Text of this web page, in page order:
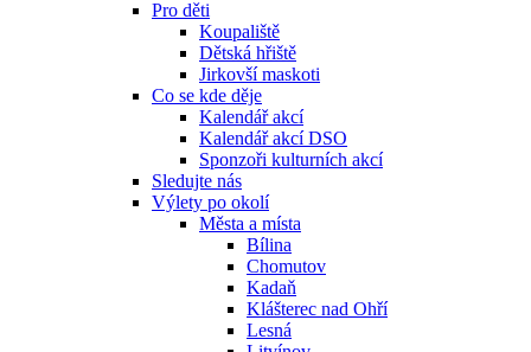
Pro děti
Koupaliště
Dětská hřiště
Jirkovší maskoti
Co se kde děje
Kalendář akcí
Kalendář akcí DSO
Sponzoři kulturních akcí
Sledujte nás
Výlety po okolí
Města a místa
Bílina
Chomutov
Kadaň
Klášterec nad Ohří
Lesná